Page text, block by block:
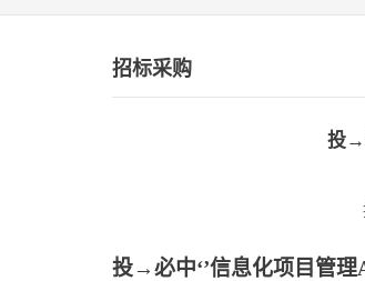
招标采购
投→
投→必中‘’信息化项目管